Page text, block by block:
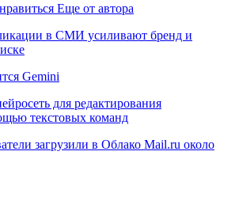
Еще от автора
в СМИ усиливают бренд и
Gemini
для редактирования
текстовых команд
загрузили в Облако Mail.ru около